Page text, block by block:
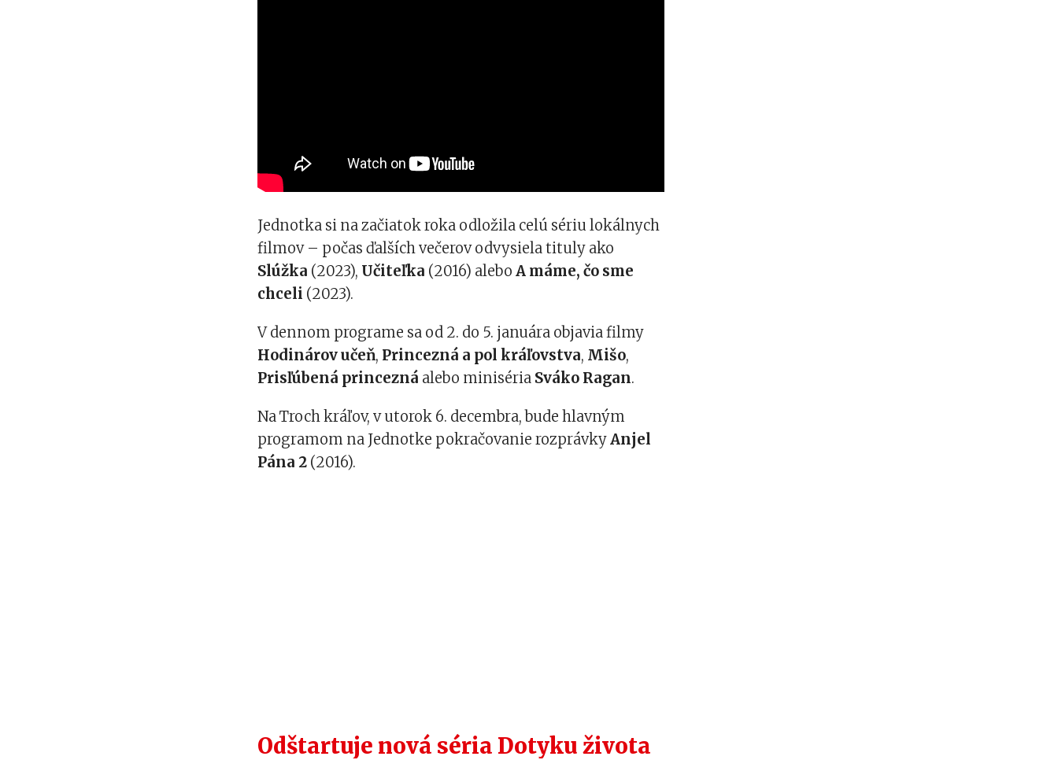
Jednotka si na začiatok roka odložila celú sériu lokálnych
filmov – počas ďalších večerov odvysiela tituly ako
Slúžka (2023), Učiteľka (2016) aleboA máme, čo sme
chceli (2023).
V dennom programe sa od 2. do 5. januára objavia filmy
Hodinárov učeň, Princezná a pol kráľovstva, Mišo,
Prisľúbená princezná alebo miniséria Sváko Ragan.
Na Troch kráľov, v utorok 6. decembra, bude hlavným
programom na Jednotke pokračovanie rozprávkyAnjel
Pána 2 (2016).
Odštartuje nová séria Dotyku života